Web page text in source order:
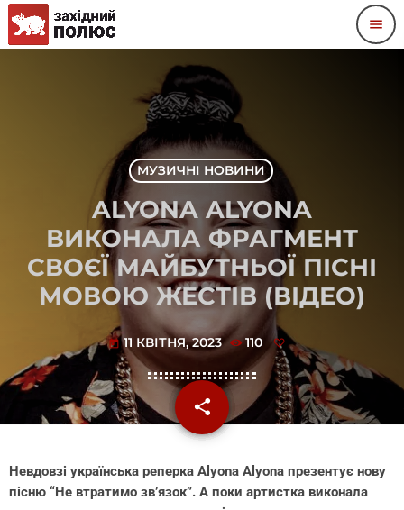
menu
МУЗИЧНІ НОВИНИ
ALYONA ALYONA
ВИКОНАЛА ФРАГМЕНТ
СВОЄЇ МАЙБУТНЬОЇ ПІСНІ
МОВОЮ ЖЕСТІВ (ВІДЕО)
today 11 КВІТНЯ, 2023 110
share
email
Невдовзі українська реперка Alyona Alyona презентує нову
пісню “Не втратимо зв’язок”. А поки артистка виконала